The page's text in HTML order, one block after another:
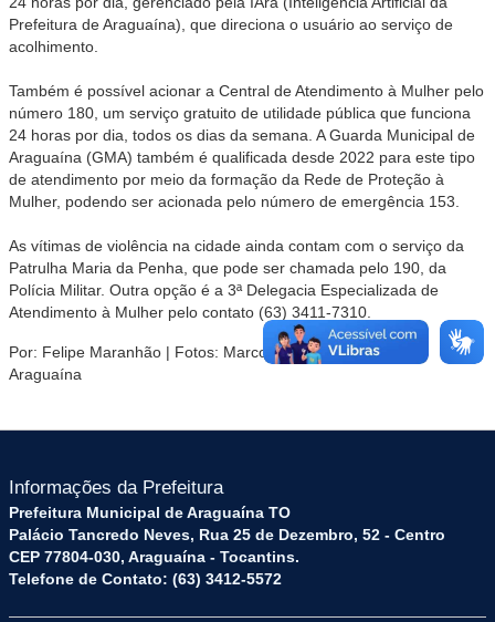
Prefeitura de Araguaína), que direciona o usuário ao serviço de
acolhimento.
Também é possível acionar a Central de Atendimento à Mulher pelo
número 180, um serviço gratuito de utilidade pública que funciona
24 horas por dia, todos os dias da semana. A Guarda Municipal de
Araguaína (GMA) também é qualificada desde 2022 para este tipo
de atendimento por meio da formação da Rede de Proteção à
Mulher, podendo ser acionada pelo número de emergência 153.
As vítimas de violência na cidade ainda contam com o serviço da
Patrulha Maria da Penha, que pode ser chamada pelo 190, da
Polícia Militar. Outra opção é a 3ª Delegacia Especializada de
Atendimento à Mulher pelo contato (63) 3411-7310.
Por: Felipe Maranhão | Fotos: Marcos Filho Sandes/Secom
Araguaína
Informações da Prefeitura
Prefeitura Municipal de Araguaína TO
Palácio Tancredo Neves, Rua 25 de Dezembro, 52 - Centro
CEP 77804-030, Araguaína - Tocantins.
Telefone de Contato: (63) 3412-5572